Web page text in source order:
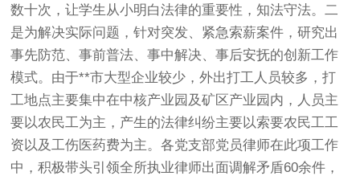
数十次，让学生从小明白法律的重要性，知法守法。二
是为解决实际问题，针对突发、紧急索薪案件，研究出
事先防范、事前普法、事中解决、事后安抚的创新工作
模式。由于**市大型企业较少，外出打工人员较多，打
工地点主要集中在中核产业园及矿区产业园内，人员主
要以农民工为主，产生的法律纠纷主要以索要农民工工
资以及工伤医药费为主。各党支部党员律师在此项工作
中，积极带头引领全所执业律师出面调解矛盾60余件，